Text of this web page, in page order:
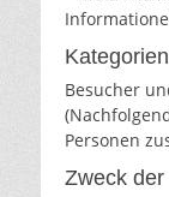
Besucher
Personen
Zweck